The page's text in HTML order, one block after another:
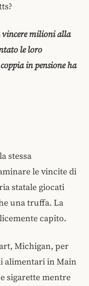
vincere milioni alla
le loro
in pensione ha
stessa
le vincite di
statale giocati
una truffa. La
capito.
Michigan, per
alimentari in Main
sigarette mentre